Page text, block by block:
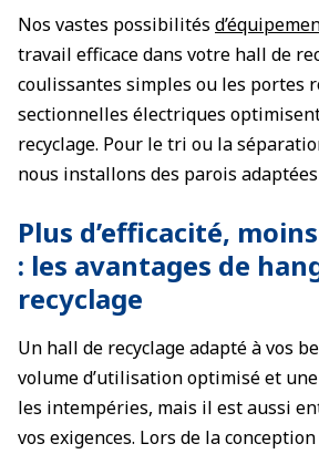
Nos vastes possibilités
travail efficace dans votre hall de
coulissantes simples ou les portes
sectionnelles électriques
recyclage. Pour le tri ou la
nous installons des parois
Plus d’efficacité,
: les avantages de
recyclage
Un hall de recyclage adapté à vos
volume d’utilisation optimisé et
les intempéries, mais il est aussi
vos exigences. Lors de la